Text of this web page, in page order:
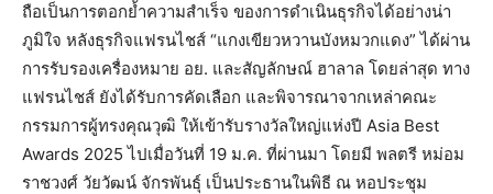
ถือเป็นการตอกย้ำความสำเร็จ ของการดำเนินธุรกิจได้อย่างน่า
ภูมิใจ หลังธุรกิจแฟรนไชส์ “แกงเขียวหวานบังหมวกแดง” ได้ผ่าน
การรับรองเครื่องหมาย อย. และสัญลักษณ์ ฮาลาล โดยล่าสุด ทาง
แฟรนไชส์ ยังได้รับการคัดเลือก และพิจารณาจากเหล่าคณะ
กรรมการผู้ทรงคุณวุฒิ ให้เข้ารับรางวัลใหญ่แห่งปี Asia Best
Awards 2025 ไปเมื่อวันที่ 19 ม.ค. ที่ผ่านมา โดยมี พลตรี หม่อม
ราชวงศ์ วัยวัฒน์ จักรพันธุ์ เป็นประธานในพิธี ณ หอประชุม